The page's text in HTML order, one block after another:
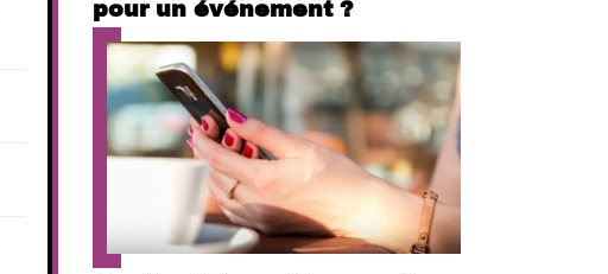
pour un événement ?